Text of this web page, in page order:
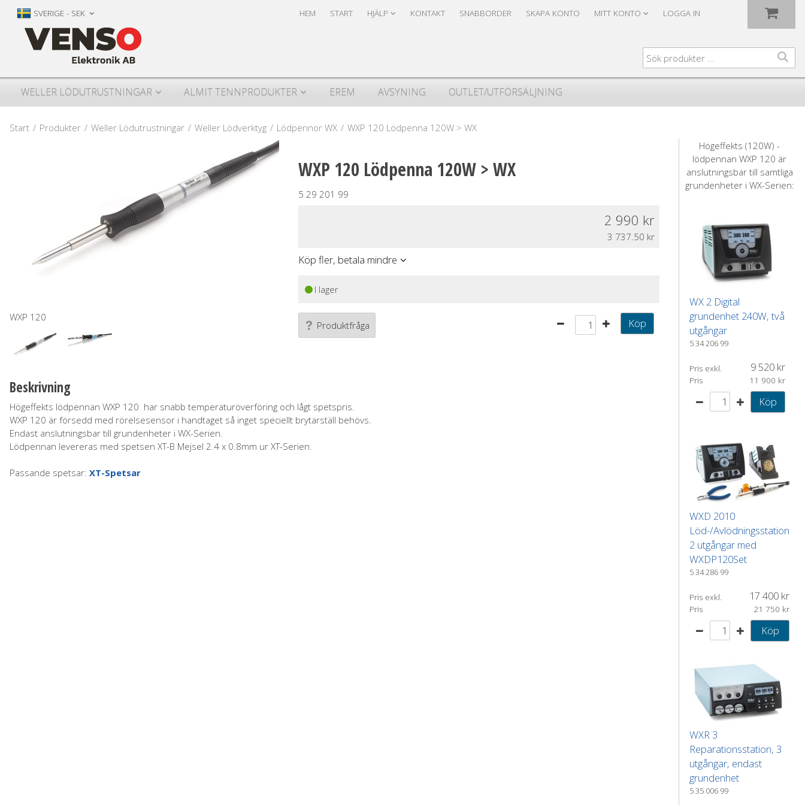
SVERIGE - SEK HEM START HJÄLP
Säkerhet & Cookies KONTAKT SNABBORDER SKAPA KONTO MITT KONTO LOGGA IN
WELLER LÖDUTRUSTNINGAR ALMIT TENNPRODUKTER EREM AVSYNING OUTLET/UTFÖRSÄLJNING
Start / Produkter / Weller Lödutrustningar / Weller Lödverktyg / Lödpennor WX / WXP 120 Lödpenna 120W > WX
WXP 120
WXP 120 Lödpenna 120W > WX
5 29 201 99
2 990
3 737.50
Köp fler, betala mindre
I lager
Produktfråga Köp
Beskrivning
Högeffekts lödpennan WXP 120 har snabb temperaturöverföring och lågt spetspris.
WXP 120 är försedd med rörelsesensor i handtaget så inget speciellt brytarställ behövs.
Endast anslutningsbar till grundenheter i WX-Serien.
Lödpennan levereras med spetsen XT-B Mejsel 2.4 x 0.8mm ur XT-Serien.
Passande spetsar: XT-Spetsar
Högeffekts (120W) -
lödpennan WXP 120 är
anslutningsbar till samtliga
grundenheter i WX-Serien:
WX 2 Digital
grundenhet 240W, två
utgångar
5 34 206 99
Pris exkl. 9 520
Pris 11 900
Köp
WXD 2010
Löd-/Avlödningsstation
2 utgångar med
WXDP120Set
5 34 286 99
Pris exkl. 17 400
Pris 21 750
Köp
WXR 3
Reparationsstation, 3
utgångar, endast
grundenhet
5 35 006 99